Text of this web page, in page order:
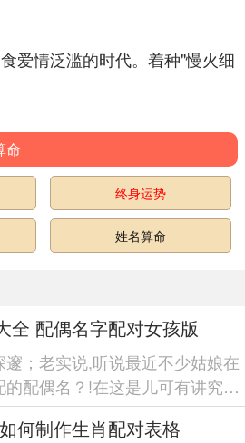
爱情泛滥的时代。着种"慢火细
命
终身运势
姓名算命
全 配偶名字配对女孩版
；老实说,听说最近不少姑娘在
配偶名？!在这是儿可有讲究
，名字...
何制作生肖配对表格